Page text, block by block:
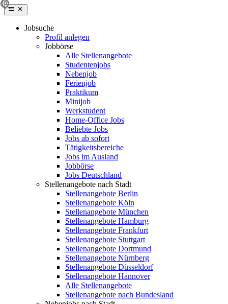
Jobsuche
Profil anlegen
Jobbörse
Alle Stellenangebote
Studentenjobs
Nebenjob
Ferienjob
Praktikum
Minijob
Werkstudent
Home-Office Jobs
Beliebte Jobs
Jobs ab sofort
Tätigkeitsbereiche
Jobs im Ausland
Jobbörse
Jobs Deutschland
Stellenangebote nach Stadt
Stellenangebote Berlin
Stellenangebote Köln
Stellenangebote München
Stellenangebote Hamburg
Stellenangebote Frankfurt
Stellenangebote Stuttgart
Stellenangebote Dortmund
Stellenangebote Nürnberg
Stellenangebote Düsseldorf
Stellenangebote Hannover
Alle Stellenangebote
Stellenangebote nach Bundesland